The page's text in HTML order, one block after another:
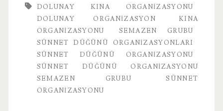
DOLUNAY KINA ORGANIZASYONU
DOLUNAY ORGANIZASYON
KINA
ORGANIZASYONU
SEMAZEN GRUBU
SÜNNET DÜĞÜNÜ ORGANIZASYONLARI
SÜNNET DÜĞÜNÜ ORGANIZASYONU
SÜNNET DÜĞÜNÜ ORGANIZASYONU
SEMAZEN GRUBU
SÜNNET
ORGANIZASYONU